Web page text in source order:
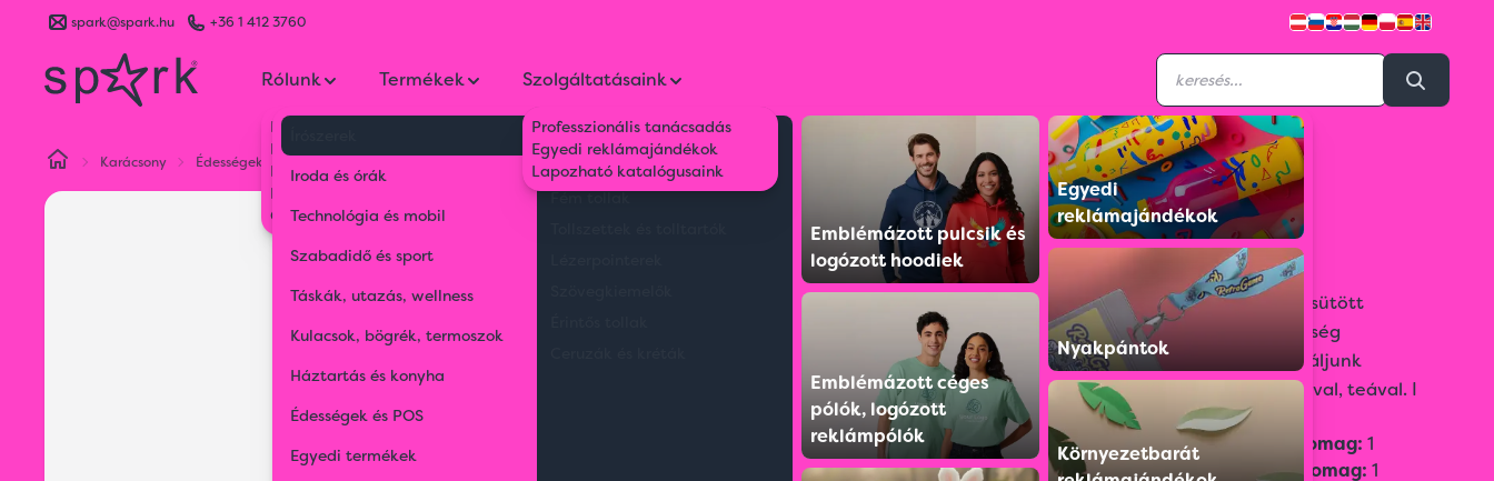
spark@spark.hu +36 1 412 3760
Rólunk
Kik vagyunk
Kapcsolat
Blog
Karrier
Gyakran Ismételt Kérdések
Termékek
Iroda és órák
Technológia és mobil
Szabadidő és sport
Táskák, utazás, wellness
Kulacsok, bögrék, termoszok
Háztartás és konyha
Édességek és POS
Egyedi termékek
Környezetbarát tollak
Műanyag tollak
Fém tollak
Emblémázott pulcsik és
logózott hoodiek
Emblémázott céges
pólók, logózott
reklámpólók
Egyedi
reklámajándékok
Nyakpántok
Környezetbarát
Szolgáltatásaink
Professzionális tanácsadás
Egyedi reklámajándékok
Lapozható katalógusaink
Karácsony Édességek és kulináris finomságok Cantuccini 100g
P21128
Cantuccini 100g
Ropogós olasz keksz, mely kétszer sütött
mandulás keksz. A különleges édesség
Toszkánából származik, melyet kínáljunk
desszertnek édes borral, vagy kávéval, teával. I
Gyűjtőcsomag: 1
Egységcsomag: 1